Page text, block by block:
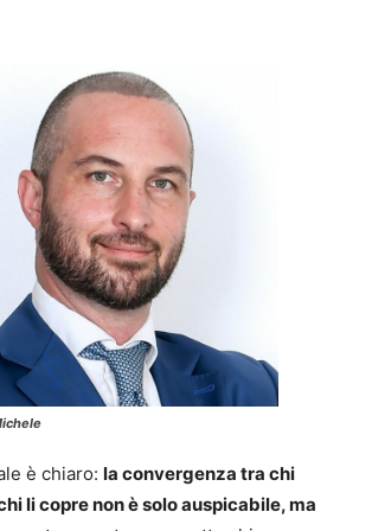
è chiaro: la convergenza tra chi
li copre non è solo auspicabile, ma